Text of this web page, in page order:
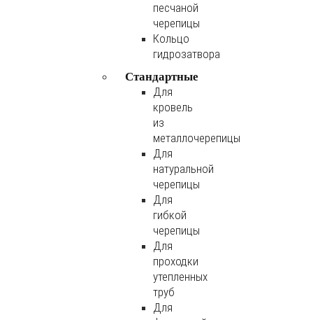
песчаной
черепицы
Кольцо
гидрозатвора
Стандартные
Для
кровель
из
металлочерепицы
Для
натуральной
черепицы
Для
гибкой
черепицы
Для
проходки
утепленных
труб
Для